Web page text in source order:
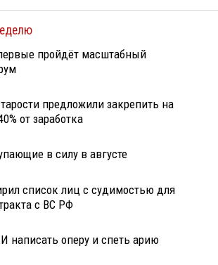
пройдёт масштабный
предложили закрепить на
от заработка
в силу в августе
список лиц с судимостью для
с ВС РФ
написать оперу и спеть арию